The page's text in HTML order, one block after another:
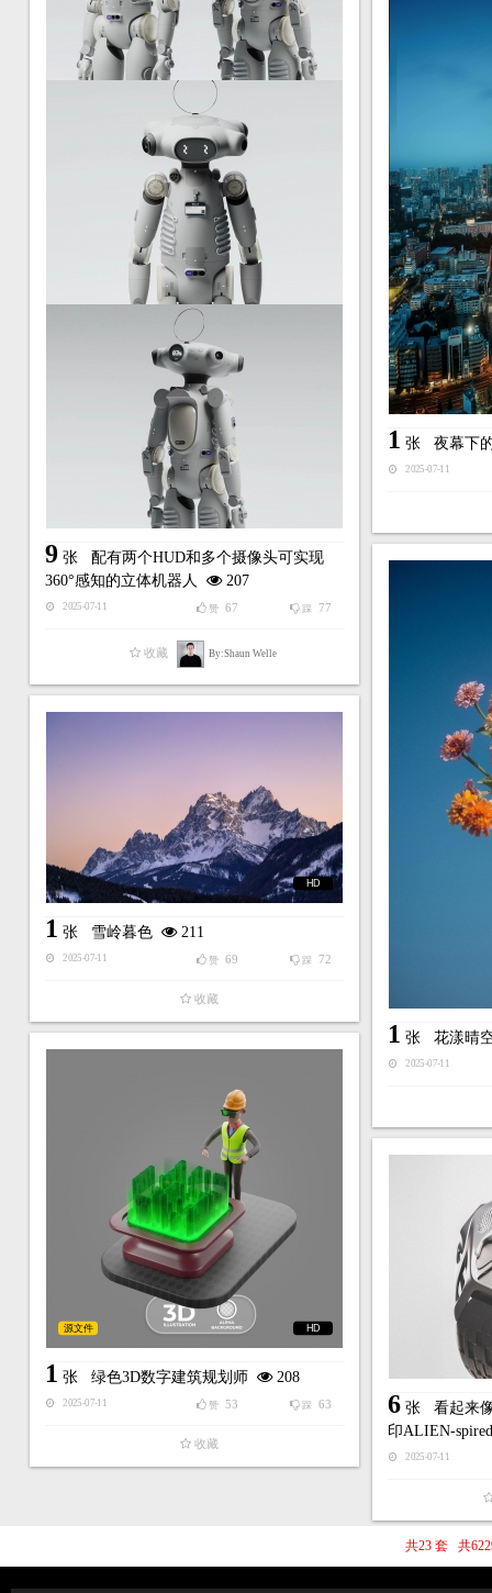
9张 配有两个HUD和多个摄像头可实现
360°感知的立体机器人
207
2025-07-11 踩 77
赞 67
收藏 By:Shaun Welle
1 张 夜幕下
2025-07-11
1 张 花漾晴
2025-07-11
HD
1 张 雪岭暮色 211
2025-07-11 踩 72
赞 69
收藏
HD
源文件
1 张 绿色3D数字建筑规划师 208
2025-07-11 踩 63
赞 53
收藏
6张 看起来
印ALIEN-
2025-07-11
共23 套 共